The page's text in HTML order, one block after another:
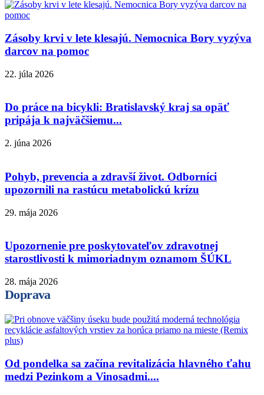
Zásoby krvi v lete klesajú. Nemocnica Bory vyzýva
darcov na pomoc
22. júla 2026
Do práce na bicykli: Bratislavský kraj sa opäť
pripája k najväčšiemu...
2. júna 2026
Pohyb, prevencia a zdravší život. Odborníci
upozornili na rastúcu metabolickú krízu
29. mája 2026
Upozornenie pre poskytovateľov zdravotnej
starostlivosti k mimoriadnym oznamom ŠÚKL
28. mája 2026
Doprava
Od pondelka sa začína revitalizácia hlavného ťahu
medzi Pezinkom a Vinosadmi....